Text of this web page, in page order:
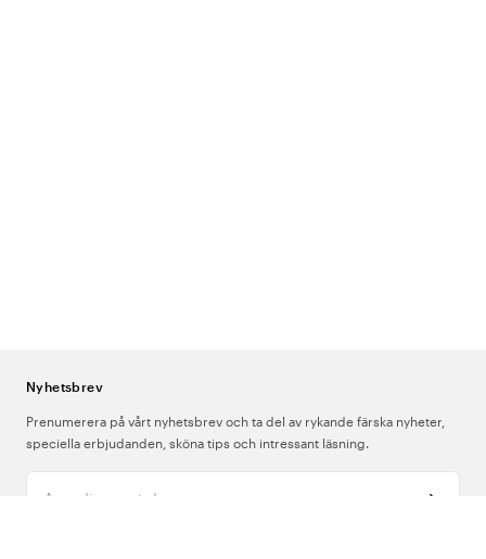
Nyhetsbrev
Prenumerera på vårt nyhetsbrev och ta del av rykande färska nyheter,
speciella erbjudanden, sköna tips och intressant läsning.